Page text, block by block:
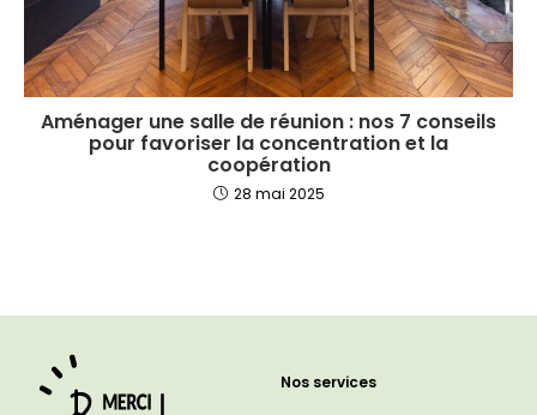
Aménager une salle de réunion : nos 7 conseils
pour favoriser la concentration et la
coopération
28 mai 2025
Nos services